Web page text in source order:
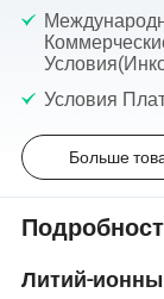
Условия
Больше
Литий-